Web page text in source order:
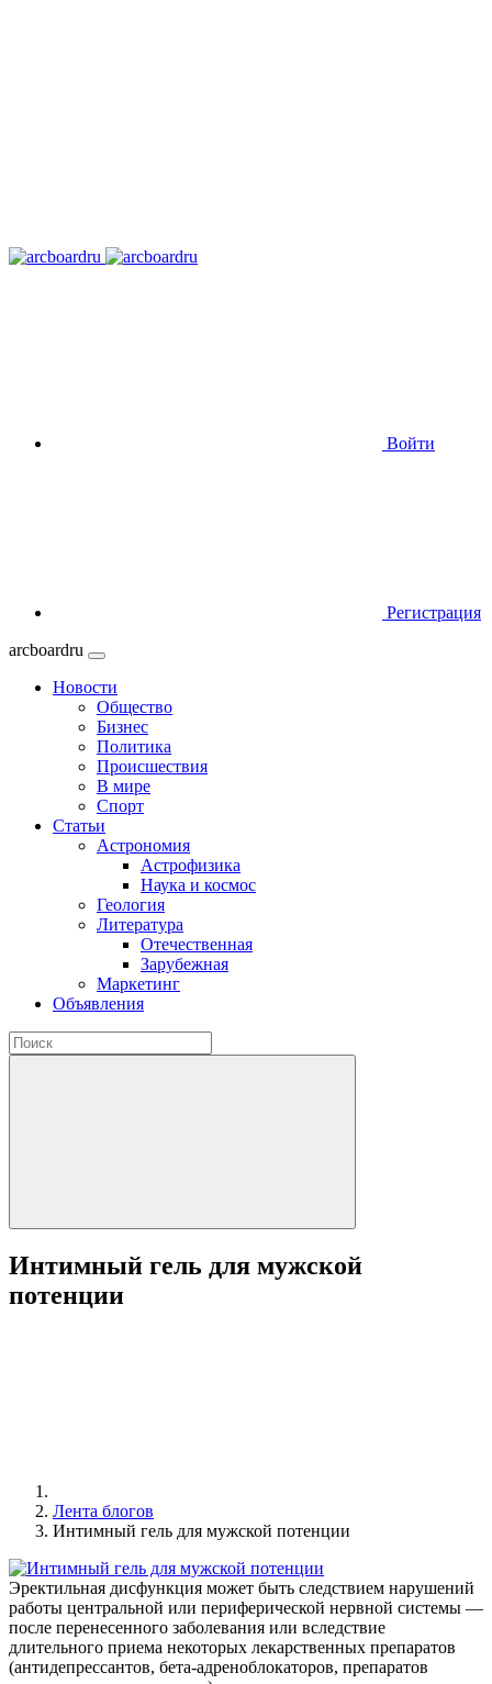
Войти
Регистрация
arcboardru
Новости
Общество
Бизнес
Политика
Происшествия
В мире
Спорт
Статьи
Астрономия
Астрофизика
Наука и космос
Геология
Литература
Отечественная
Зарубежная
Маркетинг
Объявления
Интимный гель для мужской
потенции
Лента блогов
Интимный гель для мужской потенции
Эректильная дисфункция может быть следствием нарушений
работы центральной или периферической нервной системы —
после перенесенного заболевания или вследствие
длительного приема некоторых лекарственных препаратов
(антидепрессантов, бета-адреноблокаторов, препаратов